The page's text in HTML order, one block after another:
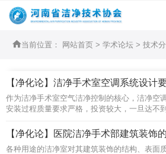
当前位置： 网站首页 > 学术论坛 > 技术
【净化论】洁净手术室空调系统设计
作为洁净手术室空气洁净控制的核心，洁净空
安装过程质量要求严格，投资较大，一旦达不
为大家分享洁净手术室空调系统设计要点，帮
一些技术性错误。 ......
【净化论】医院洁净手术部建筑装饰
各种用途的洁净室对其建筑装饰的结构、表面